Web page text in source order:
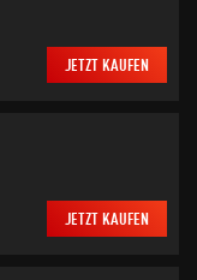
JETZT KAUFEN
JETZT KAUFEN